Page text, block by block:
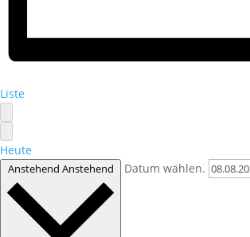
Liste
Heute
Anstehend Anstehend Datum wählen.